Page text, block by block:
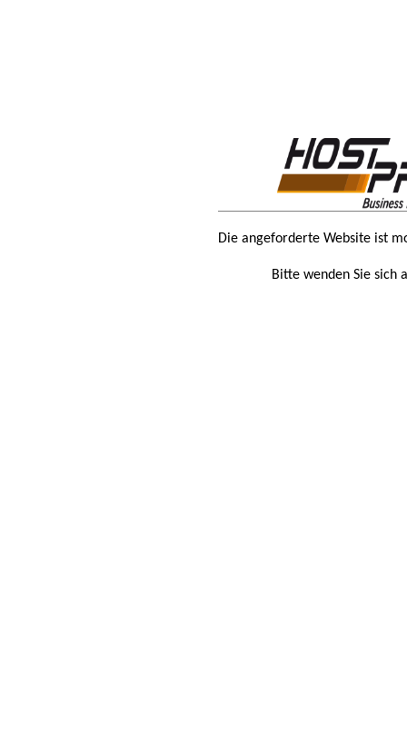
Die angeforderte Website ist
Bitte wenden Sie sich